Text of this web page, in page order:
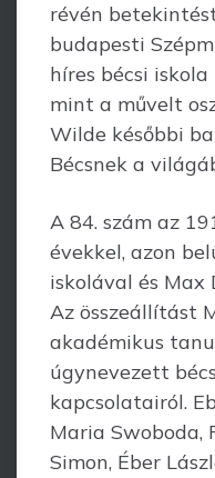
révén
budapesti
híres bécsi
mint a művelt
Wilde későbbi
Bécsnek a
A 84. szám az
évekkel, azon
iskolával és Max
Az összeállítást
akadémikus
úgynevezett
kapcsolatairól.
Maria Swoboda,
Simon, Éber